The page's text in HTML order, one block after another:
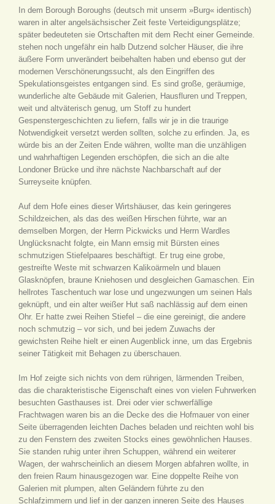
In dem Borough Boroughs (deutsch mit unserm »Burg« identisch)
waren in alter angelsächsischer Zeit feste Verteidigungsplätze;
später bedeuteten sie Ortschaften mit dem Recht einer Gemeinde.
stehen noch ungefähr ein halb Dutzend solcher Häuser, die ihre
äußere Form unverändert beibehalten haben und ebenso gut der
modernen Verschönerungssucht, als den Eingriffen des
Spekulationsgeistes entgangen sind. Es sind große, geräumige,
wunderliche alte Gebäude mit Galerien, Hausfluren und Treppen,
weit und altväterisch genug, um Stoff zu hundert
Gespenstergeschichten zu liefern, falls wir je in die traurige
Notwendigkeit versetzt werden sollten, solche zu erfinden. Ja, es
würde bis an der Zeiten Ende währen, wollte man die unzähligen
und wahrhaftigen Legenden erschöpfen, die sich an die alte
Londoner Brücke und ihre nächste Nachbarschaft auf der
Surreyseite knüpfen.
Auf dem Hofe eines dieser Wirtshäuser, das kein geringeres
Schildzeichen, als das des weißen Hirschen führte, war an
demselben Morgen, der Herrn Pickwicks und Herrn Wardles
Unglücksnacht folgte, ein Mann emsig mit Bürsten eines
schmutzigen Stiefelpaares beschäftigt. Er trug eine grobe,
gestreifte Weste mit schwarzen Kalikoärmeln und blauen
Glasknöpfen, braune Kniehosen und desgleichen Gamaschen. Ein
hellrotes Taschentuch war lose und ungezwungen um seinen Hals
geknüpft, und ein alter weißer Hut saß nachlässig auf dem einen
Ohr. Er hatte zwei Reihen Stiefel – die eine gereinigt, die andere
noch schmutzig – vor sich, und bei jedem Zuwachs der
gewichsten Reihe hielt er einen Augenblick inne, um das Ergebnis
seiner Tätigkeit mit Behagen zu überschauen.
Im Hof zeigte sich nichts von dem rührigen, lärmenden Treiben,
das die charakteristische Eigenschaft eines von vielen Fuhrwerken
besuchten Gasthauses ist. Drei oder vier schwerfällige
Frachtwagen waren bis an die Decke des die Hofmauer von einer
Seite überragenden leichten Daches beladen und reichten wohl bis
zu den Fenstern des zweiten Stocks eines gewöhnlichen Hauses.
Sie standen ruhig unter ihren Schuppen, während ein weiterer
Wagen, der wahrscheinlich an diesem Morgen abfahren wollte, in
den freien Raum hinausgezogen war. Eine doppelte Reihe von
Galerien mit plumpen, alten Geländern führte zu den
Schlafzimmern und lief in der ganzen inneren Seite des Hauses